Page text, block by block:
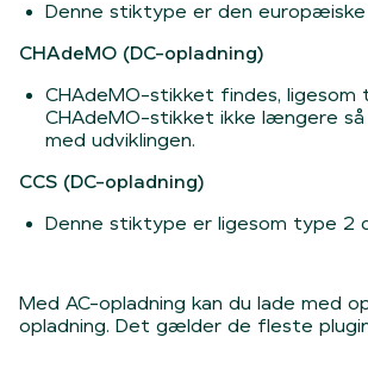
Denne stiktype er den
CHAdeMO (DC-opladning)
CHAdeMO-stikket findes,
CHAdeMO-stikket ikke længere
med udviklingen.
CCS (DC-opladning)
Denne stiktype er ligesom type 2
Med AC-opladning kan du lade med
opladning. Det gælder de fleste